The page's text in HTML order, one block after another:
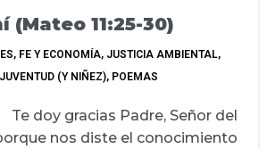
(Mateo 11:25-30)
FE Y ECONOMÍA JUSTICIA AMBIENTAL
JUVENTUD (Y NIÑEZ) POEMAS
Te doy gracias Padre, Señor del
nos diste el conocimiento